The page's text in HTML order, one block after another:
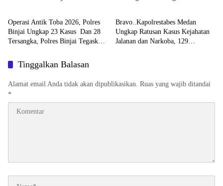
Banding
Operasi Antik Toba 2026, Polres
Binjai Ungkap 23 Kasus Dan 28
Tersangka, Polres Binjai Tegaskan
Wilayah Hukumnya
Bravo..Kapolrestabes Medan
Ungkap Ratusan Kasus Kejahatan
Jalanan dan Narkoba, 129
Tinggalkan Balasan
Alamat email Anda tidak akan dipublikasikan. Ruas yang wajib ditandai
*